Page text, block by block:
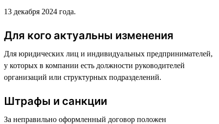
13 декабря 2024 года.
Для кого актуальны изменения
Для юридических лиц и индивидуальных предпринимателей,
у которых в компании есть должности руководителей
организаций или структурных подразделений.
Штрафы и санкции
За неправильно оформленный договор положен